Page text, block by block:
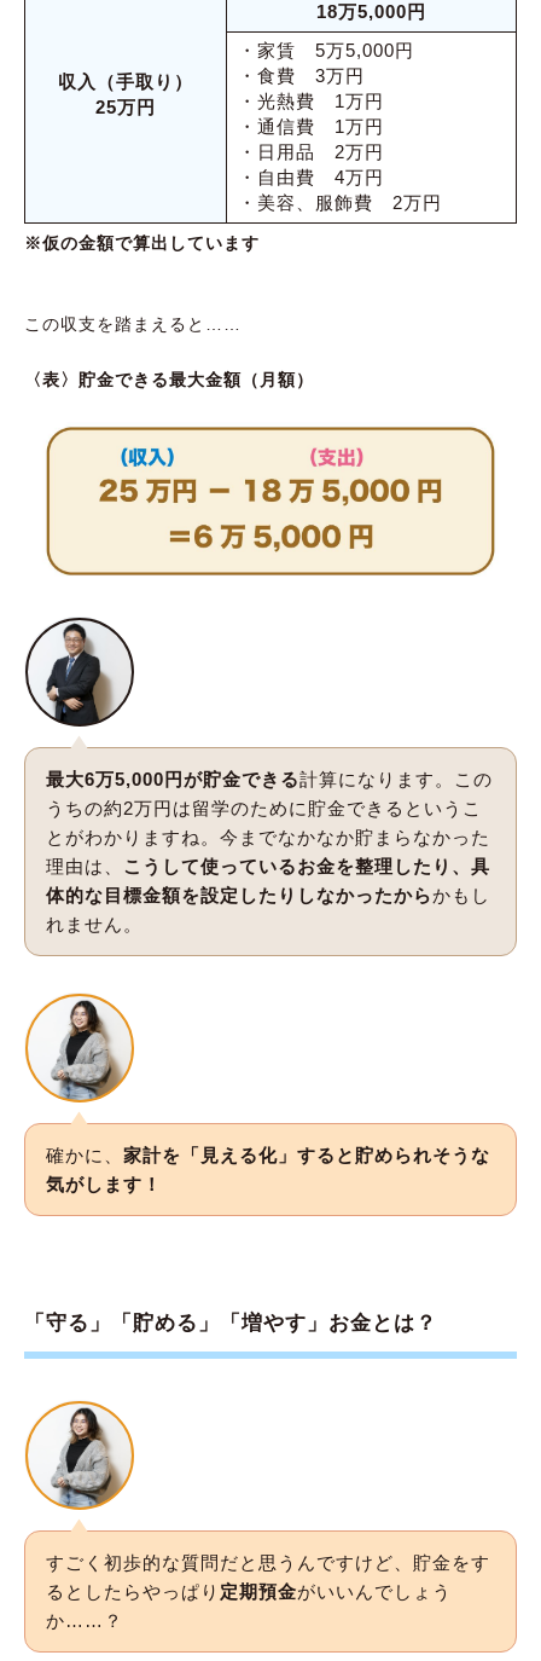
収入（手取り）
25万円
18万5,000円
・家賃 5万5,000円
・食費 3万円
・光熱費 1万円
・通信費 1万円
・日用品 2万円
・自由費 4万円
・美容、服飾費 2万円
※仮の金額で算出しています
この収支を踏まえると……
〈表〉貯金できる最大金額（月額）
最大6万5,000円が貯金できる計算になります。この
うちの約2万円は留学のために貯金できるというこ
とがわかりますね。今までなかなか貯まらなかった
理由は、 こうして使っているお金を整理したり、具
体的な目標金額を設定したりしなかったからかもし
れません。
確かに、 家計を「見える化」すると貯められそうな
気がします！
「守る」「貯める」「増やす」お金とは？
すごく初歩的な質問だと思うんですけど、貯金をす
るとしたらやっぱり 定期預金がいいんでしょう
か……？